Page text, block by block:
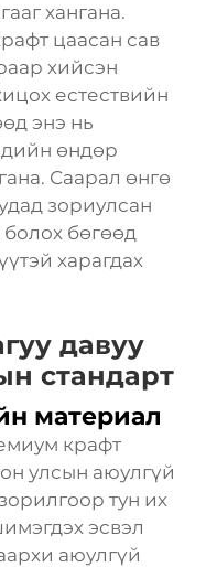
хангана.
цаасан сав
хийсэн
естествийн
энэ нь
өндөр
Саарал өнгө
зориулсан
бөгөөд
харагдах
давуу
стандарт
материал
крафт
улсын аюулгүй
тун их
эсвэл
аюулгүй